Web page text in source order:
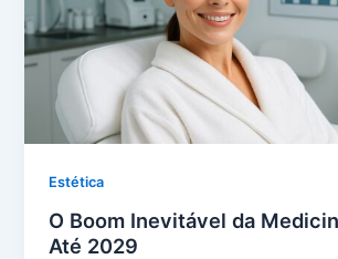
Estética
O Boom Inevitável da
Até 2029